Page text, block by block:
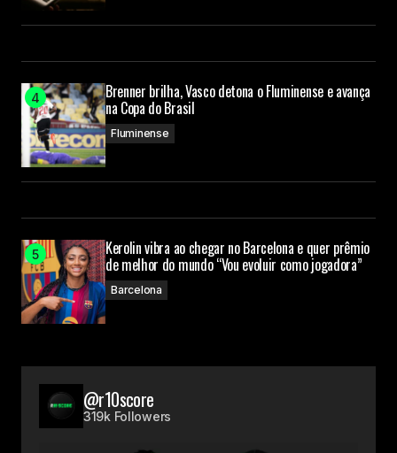
Brenner brilha, Vasco detona o Fluminense e avança
na Copa do Brasil
Fluminense
Kerolin vibra ao chegar no Barcelona e quer prêmio
de melhor do mundo “Vou evoluir como jogadora”
Barcelona
@r10score
319k Followers